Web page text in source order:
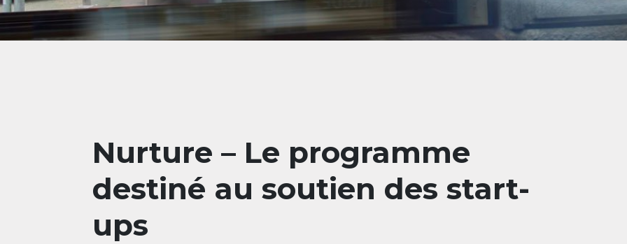
Nurture – Le programme
destiné au soutien des start-
ups